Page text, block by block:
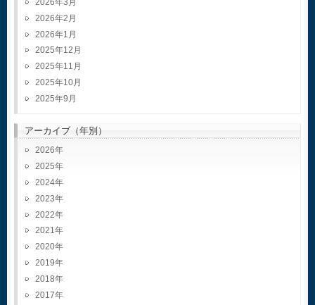
2026年3月
2026年2月
2026年1月
2025年12月
2025年11月
2025年10月
2025年9月
アーカイブ（年別）
2026
2025
2024
2023
2022
2021
2020
2019
2018
2017